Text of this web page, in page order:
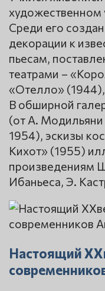
Среди его
декорации к
пьесам,
театрами –
«Отелло»
В обширной
(от А.
1954), эскизы
Кихот» (1955)
произведениям
Ибаньеса, Э.
Настоящий